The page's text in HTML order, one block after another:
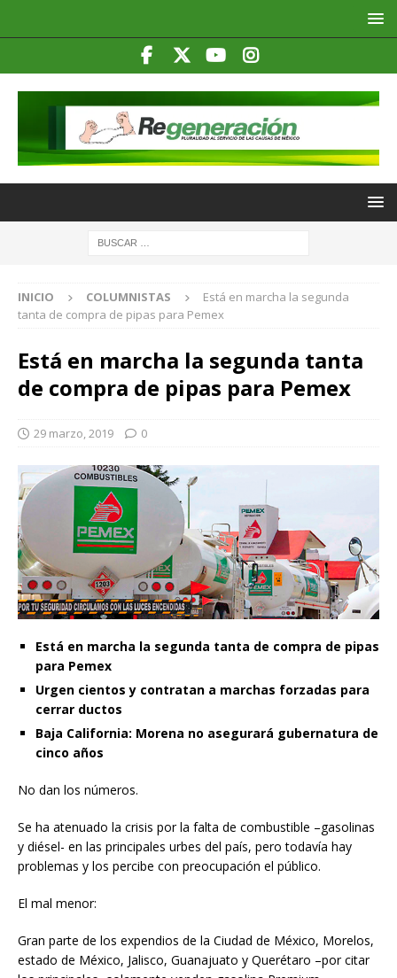
INICIO COLUMNISTAS
Está en marcha la segunda
tanta de compra de pipas para Pemex
Está en marcha la segunda tanta
de compra de pipas para Pemex
29 marzo, 2019 0
Está en marcha la segunda tanta de compra de pipas
para Pemex
Urgen cientos y contratan a marchas forzadas para
cerrar ductos
Baja California: Morena no asegurará gubernatura de
cinco años
No dan los números.
Se ha atenuado la crisis por la falta de combustible –gasolinas
y diésel- en las principales urbes del país, pero todavía hay
problemas y los percibe con preocupación el público.
El mal menor:
Gran parte de los expendios de la Ciudad de México, Morelos,
estado de México, Jalisco, Guanajuato y Querétaro –por citar